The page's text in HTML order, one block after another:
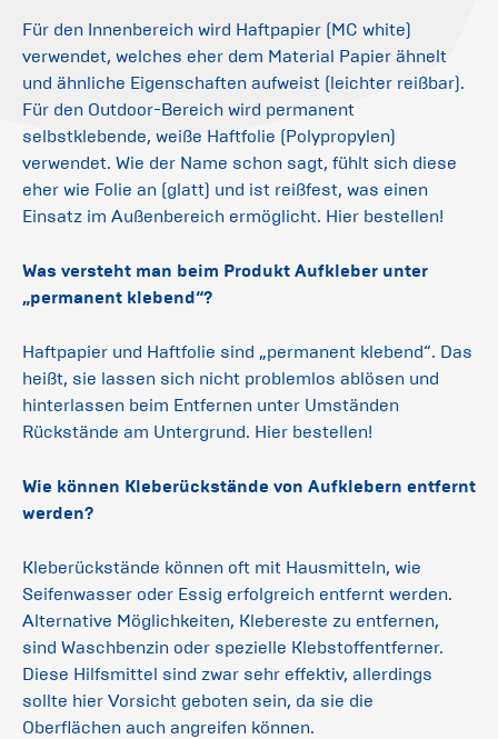
Für den Innenbereich wird Haftpapier (MC white)
verwendet, welches eher dem Material Papier ähnelt
und ähnliche Eigenschaften aufweist (leichter reißbar).
Für den Outdoor-Bereich wird permanent
selbstklebende, weiße Haftfolie (Polypropylen)
verwendet. Wie der Name schon sagt, fühlt sich diese
eher wie Folie an (glatt) und ist reißfest, was einen
Einsatz im Außenbereich ermöglicht. Hier bestellen!
Was versteht man beim Produkt Aufkleber unter
„permanent klebend“?
Haftpapier und Haftfolie sind „permanent klebend“. Das
heißt, sie lassen sich nicht problemlos ablösen und
hinterlassen beim Entfernen unter Umständen
Rückstände am Untergrund. Hier bestellen!
Wie können Kleberückstände von Aufklebern entfernt
werden?
Kleberückstände können oft mit Hausmitteln, wie
Seifenwasser oder Essig erfolgreich entfernt werden.
Alternative Möglichkeiten, Klebereste zu entfernen,
sind Waschbenzin oder spezielle Klebstoffentferner.
Diese Hilfsmittel sind zwar sehr effektiv, allerdings
sollte hier Vorsicht geboten sein, da sie die
Oberflächen auch angreifen können.